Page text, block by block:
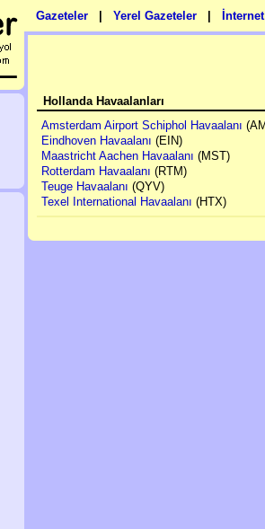
Gazeteler Yerel Gazeteler
Hollanda Havaalanları
Amsterdam Airport Schiphol Havaalanı
Eindhoven Havaalanı (EIN)
Maastricht Aachen Havaalanı (MST)
Rotterdam Havaalanı (RTM)
Teuge Havaalanı (QYV)
Texel International Havaalanı (HTX)